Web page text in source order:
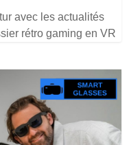
avec les actualités
rétro gaming en VR